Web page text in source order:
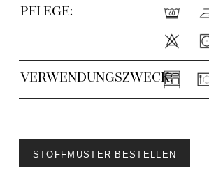
PFLEGE:
VERWENDUNGSZWECK:
STOFFMUSTER BESTELLEN